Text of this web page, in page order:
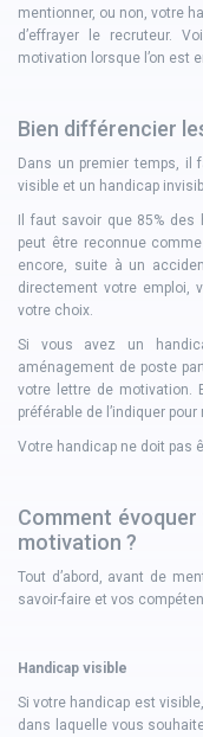
mentionner, ou non, votre
d’effrayer le recruteur.
motivation lorsque l’on est
Bien différencier
Dans un premier temps, il
visible et un handicap
Il faut savoir que 85% des
peut être reconnue
encore, suite à un
directement votre emploi,
votre choix.
Si vous avez un
aménagement de poste
votre lettre de motivation.
préférable de l’indiquer
Votre handicap ne doit pas
Comment
motivation ?
Tout d’abord, avant de
savoir-faire et vos
Handicap visible
Si votre handicap est
dans laquelle vous